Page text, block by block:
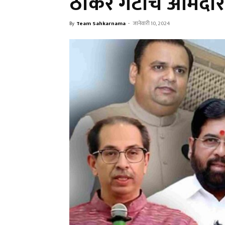
By Team Sahkarnama - जानेवारी 10, 2024